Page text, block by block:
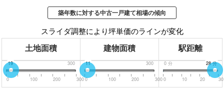
築年数に対する中古一戸建て相場の傾向
スライダ調整により坪単価のラインが変化
土地面積 建物面積 駅距離
0 300
19
0 100 200 300
0 300
11
0 100 200 300
0分 30分
28分
0 10 20 30